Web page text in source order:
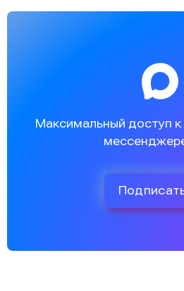
Максимальный доступ